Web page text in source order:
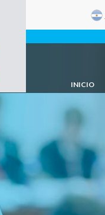
INICIO